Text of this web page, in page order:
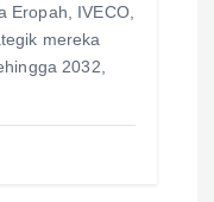
Eropah, IVECO,
mereka
2032,